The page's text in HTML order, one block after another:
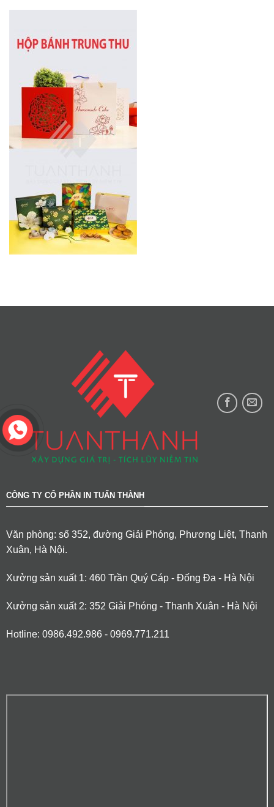
CÔNG TY CỔ PHẦN IN TUẤN THÀNH
Văn phòng: số 352, đường Giải Phóng, Phương Liệt, Thanh
Xuân, Hà Nội.
Xưởng sản xuất 1: 460 Trần Quý Cáp - Đống Đa - Hà Nội
Xưởng sản xuất 2: 352 Giải Phóng - Thanh Xuân - Hà Nội
Hotline: 0986.492.986 - 0969.771.211